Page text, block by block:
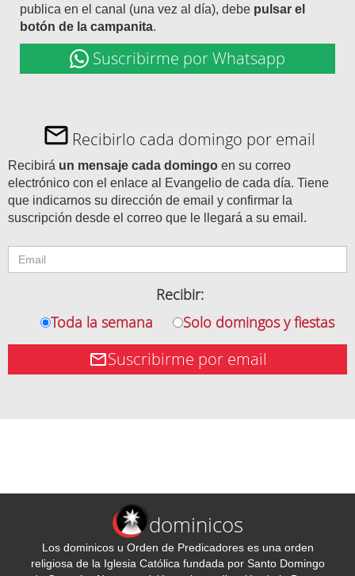
publica en el canal (una vez al día), debe pulsar el
botón de la campanita.
Suscribirme por Whatsapp
Recibirlo cada domingo por email
Recibirá un mensaje cada domingo en su correo
electrónico con el enlace al Evangelio de cada día. Tiene
que indicarnos su dirección de email y confirmar la
suscripción desde el correo que le llegará a su email.
Recibir:
Toda la semana
Solo domingos y fiestas
Suscribirme por email
dominicos
Los dominicos u Orden de Predicadores es una orden
religiosa de la Iglesia Católica fundada por Santo Domingo